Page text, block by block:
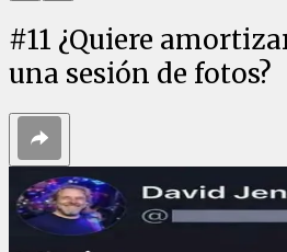
#11 ¿Quiere
una sesión de fotos?